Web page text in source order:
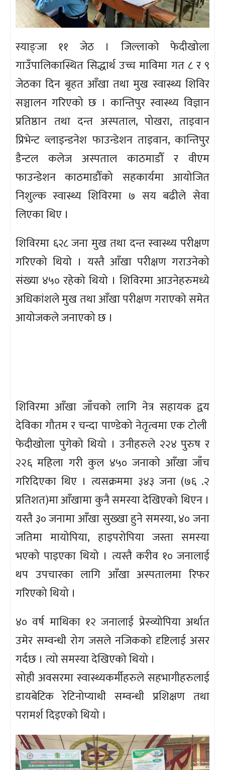
स्याङ्जा ११ जेठ । जिल्लाको फेदीखोला
गाउँपालिकास्थित सिद्धार्थ उच्च माविमा गत ८ र ९
जेठका दिन बृहत आँखा तथा मुख स्वास्थ्य शिविर
सञ्चालन गरिएको छ । कान्तिपुर स्वास्थ्य विज्ञान
प्रतिष्ठान तथा दन्त अस्पताल, पोखरा, ताइवान
प्रिभेन्ट व्लाइन्डनेश फाउन्डेशन ताइवान, कान्तिपुर
डैन्टल कलेज अस्पताल काठमाडौँ र वीएम
फाउन्डेशन काठमाडौँको सहकार्यमा आयोजित
निशुल्क स्वास्थ्य शिविरमा ७ सय बढीले सेवा
लिएका थिए ।
शिविरमा ६२८ जना मुख तथा दन्त स्वास्थ्य परीक्षण
गरिएको थियो । यस्तै आँखा परीक्षण गराउनेको
संख्या ४५० रहेको थियो । शिविरमा आउनेहरुमध्ये
अधिकांशले मुख तथा आँखा परीक्षण गराएको समेत
आयोजकले जनाएको छ ।
शिविरमा आँखा जाँचको लागि नेत्र सहायक द्वय
देविका गौतम र चन्दा पाण्डेको नेतृत्वमा एक टोली
फेदीखोला पुगेको थियो । उनीहरुले २२४ पुरुष र
२२६ महिला गरी कुल ४५० जनाको आँखा जाँच
गरिदिएका थिए । त्यसक्रममा ३४३ जना (७६ .२
प्रतिशत)मा आँखामा कुनै समस्या देखिएको थिएन ।
यस्तै ३० जनामा आँखा सुख्खा हुने समस्या, ४० जना
जतिमा मायोपिया, हाइपरोपिया जस्ता समस्या
भएको पाइएका थियो । त्यस्तै करीव १० जनालाई
थप उपचारका लागि आँखा अस्पतालमा रिफर
गरिएको थियो ।
४० वर्ष माथिका १२ जनालाई प्रेस्व्योपिया अर्थात
उमेर सम्वन्धी रोग जसले नजिकको दृष्टिलाई असर
गर्दछ । त्यो समस्या देखिएको थियो ।
सोही अवसरमा स्वास्थ्यकर्मीहरुले सहभागीहरुलाई
डायबेटिक रेटिनोप्याथी सम्वन्धी प्रशिक्षण तथा
परामर्श दिइएको थियो ।